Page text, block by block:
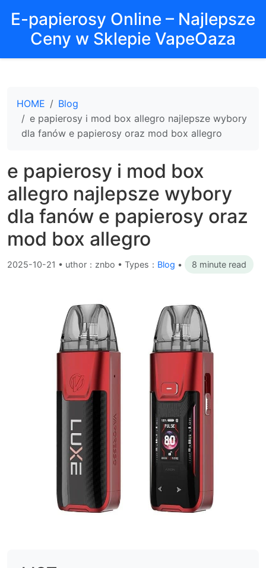
E-papierosy Online – Najlepsze
Ceny w Sklepie VapeOaza
HOME
Blog
e papierosy i mod box allegro najlepsze wybory
dla fanów e papierosy oraz mod box allegro
e papierosy i mod box
allegro najlepsze wybory
dla fanów e papierosy oraz
mod box allegro
2025-10-21 • uthor：znbo • Types： Blog • 8 minute read